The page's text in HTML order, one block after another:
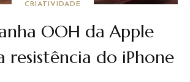
CRIATIVIDADE
OOH da Apple
resistência do iPhone